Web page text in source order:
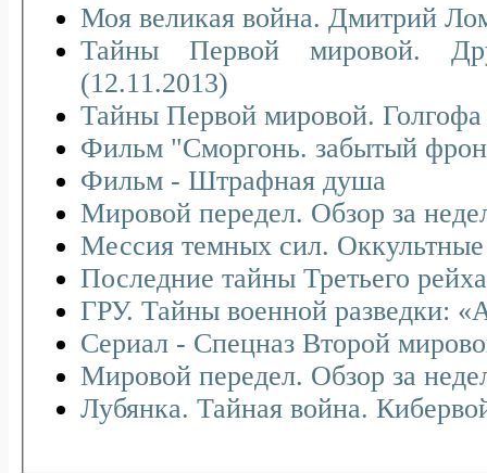
Моя великая война. Дмитрий
Тайны Первой мировой.
(12.11.2013)
Тайны Первой мировой.
Фильм "Сморгонь. забытый
Фильм - Штрафная душа
Мировой передел. Обзор за
Мессия темных сил. Оккультные
Последние тайны Третьего
ГРУ. Тайны военной разведки:
Сериал - Спецназ Второй
Мировой передел. Обзор за
Лубянка. Тайная война.